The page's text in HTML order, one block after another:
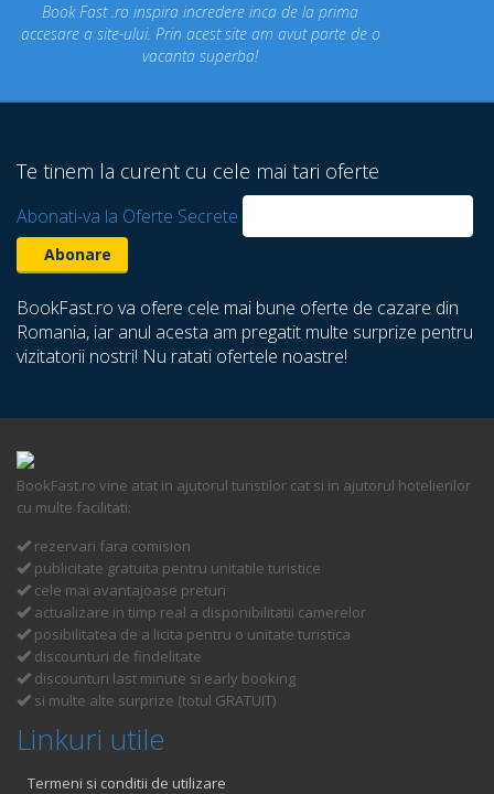
Concediul nostru rezervat prin site-ul BookFast.ro a fost
un concediu de vis. Am vizitat locuri din Romania
despre care nu stiam ca exista! Multumim Book Fast!
Te tinem la curent cu cele mai tari oferte
Abonati-va la Oferte Secrete
BookFast.ro va ofere cele mai bune oferte de cazare din
Romania, iar anul acesta am pregatit multe surprize pentru
vizitatorii nostri! Nu ratati ofertele noastre!
BookFast.ro vine atat in ajutorul turistilor cat si in ajutorul hotelierilor
cu multe facilitati:
rezervari fara comision
publicitate gratuita pentru unitatile turistice
cele mai avantajoase preturi
actualizare in timp real a disponibilitatii camerelor
posibilitatea de a licita pentru o unitate turistica
discounturi de findelitate
discounturi last minute si early booking
si multe alte surprize (totul GRATUIT)
Linkuri utile
Termeni si conditii de utilizare